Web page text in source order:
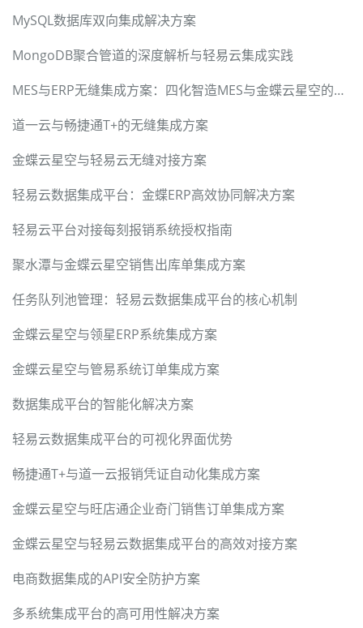
MySQL数据库双向集成解决方案
MongoDB聚合管道的深度解析与轻易云集成实践
MES与ERP无缝集成方案：四化智造MES与金蝶云星空的高效数据交互
道一云与畅捷通T+的无缝集成方案
金蝶云星空与轻易云无缝对接方案
轻易云数据集成平台：金蝶ERP高效协同解决方案
轻易云平台对接每刻报销系统授权指南
聚水潭与金蝶云星空销售出库单集成方案
任务队列池管理：轻易云数据集成平台的核心机制
金蝶云星空与领星ERP系统集成方案
金蝶云星空与管易系统订单集成方案
数据集成平台的智能化解决方案
轻易云数据集成平台的可视化界面优势
畅捷通T+与道一云报销凭证自动化集成方案
金蝶云星空与旺店通企业奇门销售订单集成方案
金蝶云星空与轻易云数据集成平台的高效对接方案
电商数据集成的API安全防护方案
多系统集成平台的高可用性解决方案